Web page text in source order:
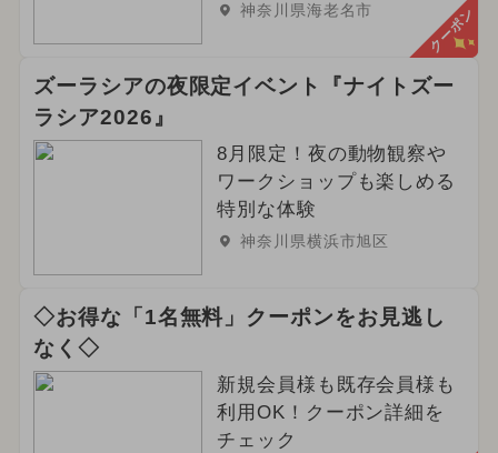
神奈川県海老名市 クーポン
ズーラシアの夜限定イベント『ナイトズー
ラシア2026』
8月限定！夜の動物観察や
ワークショップも楽しめる
特別な体験
神奈川県横浜市旭区
◇お得な「1名無料」クーポンをお見逃し
なく◇
新規会員様も既存会員様も
利用OK！クーポン詳細を
チェック